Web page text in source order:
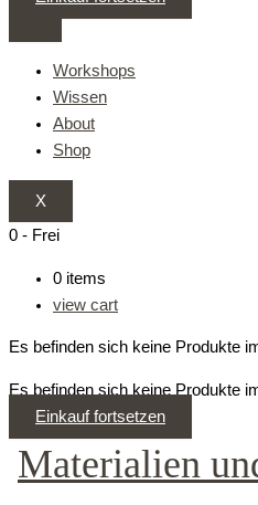
Workshops
Wissen
About
Shop
X
0 - Frei
0 items
view cart
Es befinden sich keine Produkte
Es befinden sich keine Produkte
Einkauf fortsetzen
Materialien